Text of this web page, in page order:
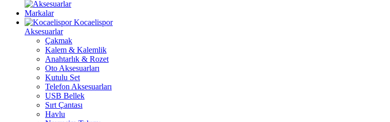
Markalar
Kocaelispor
Aksesuarlar
Çakmak
Kalem & Kalemlik
Anahtarlık & Rozet
Oto Aksesuarları
Kutulu Set
Telefon Aksesuarları
USB Bellek
Sırt Çantası
Havlu